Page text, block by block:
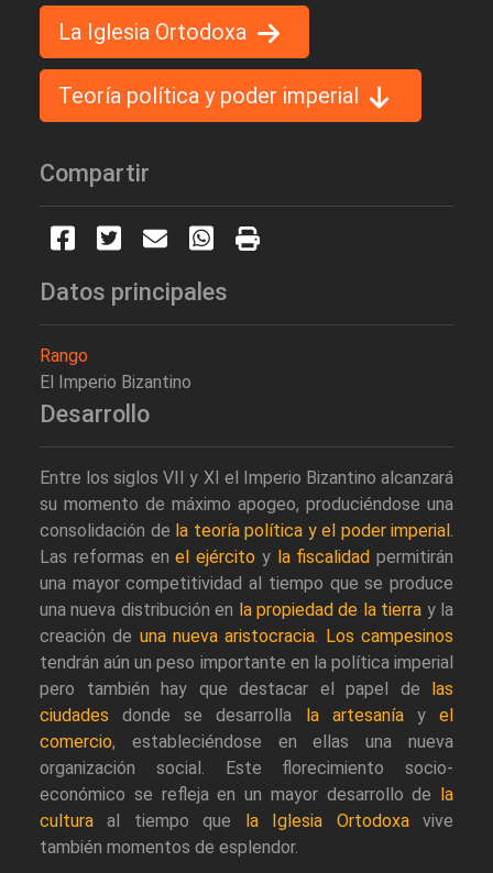
La Iglesia Ortodoxa
Teoría política y poder imperial
Compartir
Datos principales
Rango
El Imperio Bizantino
Desarrollo
Entre los siglos VII y XI el Imperio Bizantino alcanzará
su momento de máximo apogeo, produciéndose una
consolidación de la teoría política y el poder imperial .
Las reformas enel ejército y la fiscalidad permitirán
una mayor competitividad al tiempo que se produce
una nueva distribución en la propiedad de la tierra y la
creación de una nueva aristocracia. Los campesinos
tendrán aún un peso importante en la política imperial
pero también hay que destacar el papel de
las
ciudades donde se desarrolla la artesaníayel
comercio, estableciéndose en ellas una nueva
organización social. Este florecimiento socio-
económico se refleja en un mayor desarrollo de
la
cultura al tiempo que la Iglesia Ortodoxavive
también momentos de esplendor.